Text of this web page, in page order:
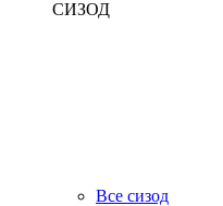
СИЗОД
Все сизод